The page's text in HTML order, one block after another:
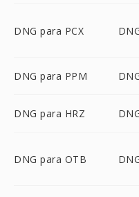
DNG para PCX
DNG para PPM
DNG para HRZ
DNG para OTB